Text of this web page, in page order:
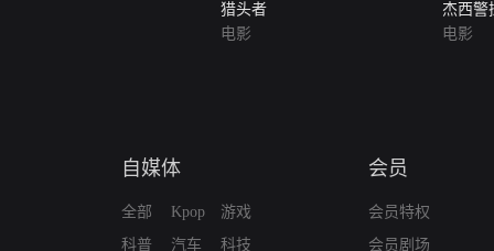
猎头者
电影
杰西警
件
电影
自媒体
全部
科普
Kpop
汽车
游戏
科技
会员
会员特权
会员剧场